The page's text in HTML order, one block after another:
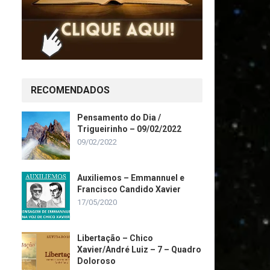
RECOMENDADOS
Pensamento do Dia /
Trigueirinho – 09/02/2022
09/02/2022
Auxiliemos – Emmannuel e
Francisco Candido Xavier
17/05/2020
Libertação – Chico
Xavier/André Luiz – 7 – Quadro
Doloroso